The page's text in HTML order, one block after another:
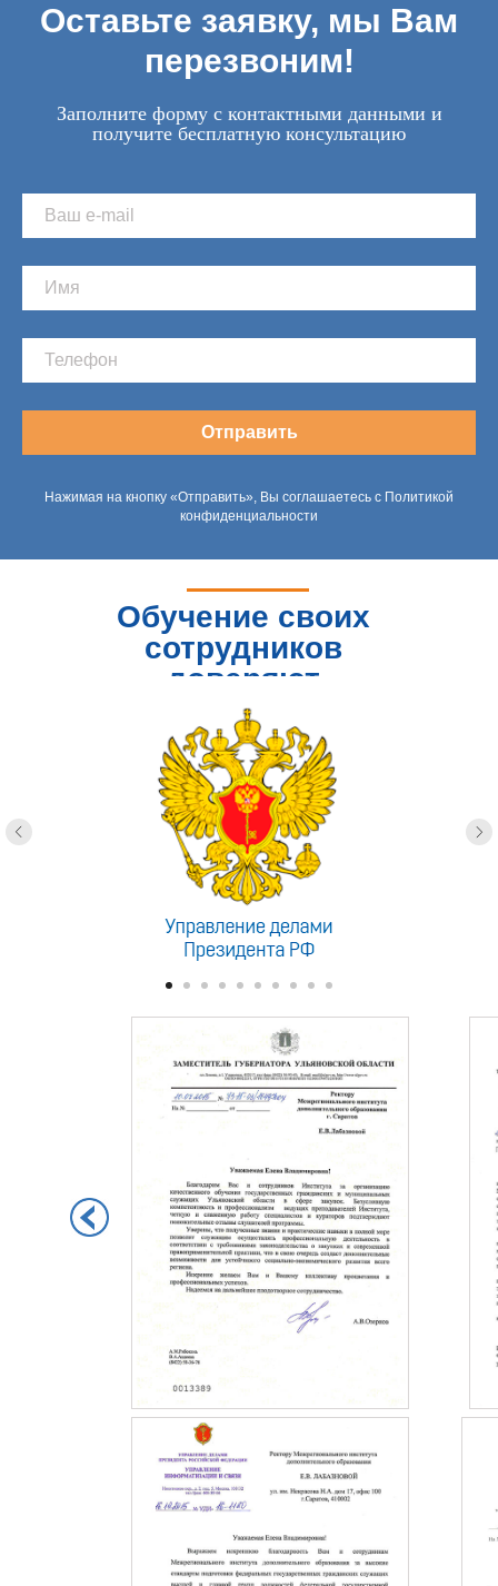
Оставьте заявку, мы Вам
перезвоним!
Заполните форму с контактными данными и
получите бесплатную консультацию
Отправить
Нажимая на кнопку «Отправить», Вы соглашаетесь с Политикой
конфиденциальности
Обучение своих
сотрудников
доверяют